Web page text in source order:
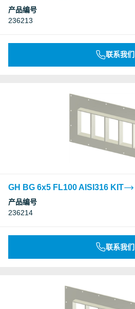
产品编号
236213
联系我们
GH BG 6x5 FL100 AISI316 KIT
产品编号
236214
联系我们